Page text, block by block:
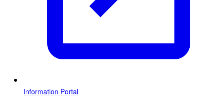
Information Portal